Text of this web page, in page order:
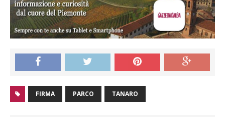
FIRMA PARCO TANARO